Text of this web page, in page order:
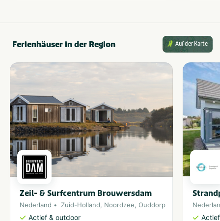
Ferienhäuser in der Region Auf der Karte
Zeil- & Surfcentrum Brouwersdam
Nederland Zuid-Holland, Noordzee, Ouddorp
Actief & outdoor